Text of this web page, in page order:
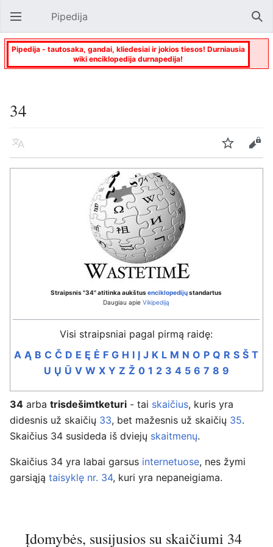
Atverti pagrindinį meniu Pipedija
Pipedija - tautosaka, gandai, kliedesiai ir jokios tiesos! Durniausia
wiki enciklopedija durnapedija!
34
Kalba Stebėti Keisti
Straipsnis "34" atitinka aukštusenciklopedijųstandartus
Daugiau apieVikipediją
Visi straipsniai pagal pirmą raidę:
A Ą B C Č D E Ę Ė F G H I Į J K L M N O P Q R S Š T
U Ų Ū V W X Y Z Ž 0 1 2 3 4 5 6 7 8 9
34 arba trisdešimtketuri - tai skaičius, kuris yra
didesnis už skaičių 33, bet mažesnis už skaičių 35.
Skaičius 34 susideda iš dviejų skaitmenų.
Skaičius 34 yra labai garsus internetuose, nes žymi
garsiąją taisyklę nr. 34, kuri yra nepaneigiama.
Įdomybės, susijusios su skaičiumi 34